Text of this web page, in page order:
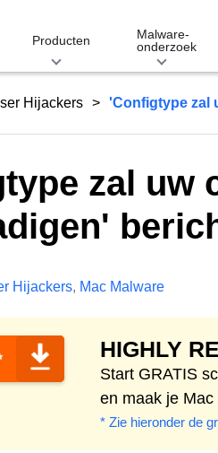
Producten
Malware-
onderzoek
Hijackers 'Configtype zal
zal uw
Hijackers, Mac Malware
HIGHLY
Start GRATIS
en maak je Mac
* Zie hieronder de